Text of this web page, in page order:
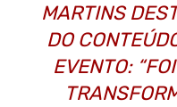
MARTINS
DO
EVENTO: